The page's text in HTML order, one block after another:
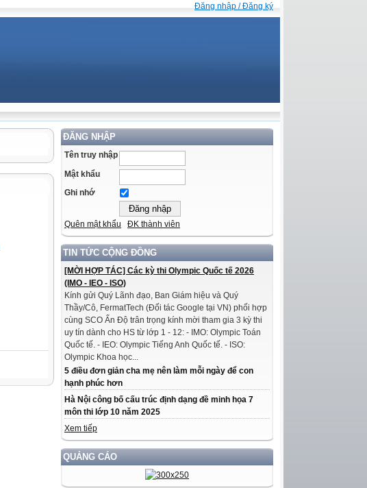
Đăng nhập / Đăng ký
ĐĂNG NHẬP
Tên truy nhập
Mật khẩu
Ghi nhớ
Quên mật khẩu ĐK thành viên
TIN TỨC CỘNG ĐỒNG
[MỜI HỢP TÁC] Các kỳ thi Olympic Quốc tế 2026
(IMO - IEO - ISO)
Kính gửi Quý Lãnh đạo, Ban Giám hiệu và Quý
Thầy/Cô, FermatTech (Đối tác Google tại VN) phối hợp
cùng SCO Ấn Độ trân trọng kính mời tham gia 3 kỳ thi
uy tín dành cho HS từ lớp 1 - 12: - IMO: Olympic Toán
Quốc tế. - IEO: Olympic Tiếng Anh Quốc tế. - ISO:
Olympic Khoa học...
5 điều đơn giản cha mẹ nên làm mỗi ngày để con
hạnh phúc hơn
Hà Nội công bố cấu trúc định dạng đề minh họa 7
môn thi lớp 10 năm 2025
Xem tiếp
QUẢNG CÁO